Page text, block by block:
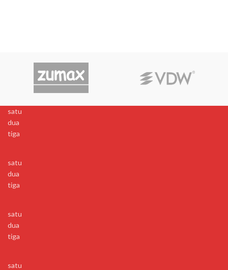
satu
dua
tiga
satu
dua
tiga
satu
dua
tiga
satu